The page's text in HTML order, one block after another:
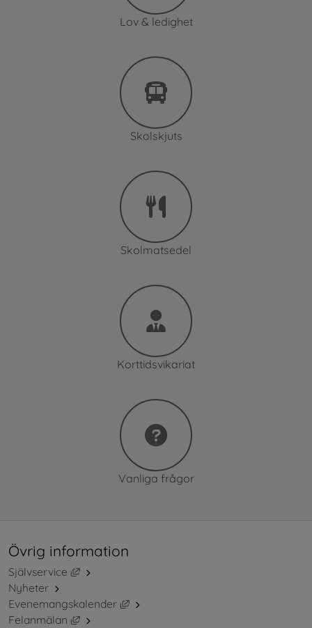
Lov & ledighet
Skolskjuts
Skolmatsedel
Korttidsvikariat
Vanliga frågor
Övrig information
Självservice
Länk till annan webbplats, öppnas i nytt fönster.
Nyheter
Evenemangskalender
Länk till annan webbplats, öppnas i
Felanmälan
Länk till annan webbplats, öppnas i nytt fönster.